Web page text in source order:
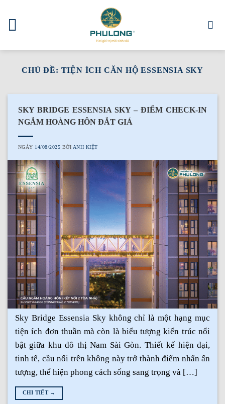
content
CHỦ ĐỀ: TIỆN ÍCH CĂN HỘ ESSENSIA SKY
SKY BRIDGE ESSENSIA SKY – ĐIỂM CHECK-IN
NGẮM HOÀNG HÔN ĐẮT GIÁ
NGÀY 14/08/2025 BỞI ANH KIỆT
Sky Bridge Essensia Sky không chỉ là một hạng mục
tiện ích đơn thuần mà còn là biểu tượng kiến trúc nổi
bật giữa khu đô thị Nam Sài Gòn. Thiết kế hiện đại,
tinh tế, cầu nối trên không này trở thành điểm nhấn ấn
tượng, thể hiện phong cách sống sang trọng và […]
CHI TIẾT →